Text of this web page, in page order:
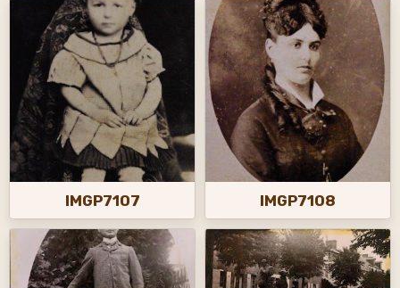
IMGP7107 IMGP7108